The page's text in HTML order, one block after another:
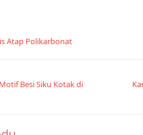
Atap Polikarbonat
Besi Siku Kotak di